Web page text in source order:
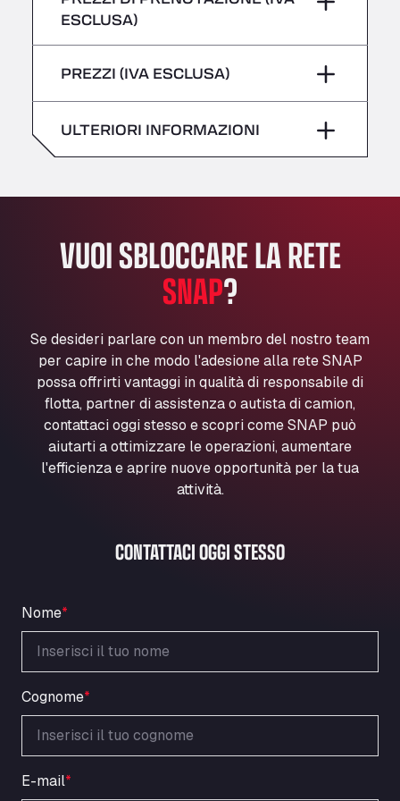
All 4 Trucks
Klaverbladstaat 21, 3560
American Truck Wash
Aut. A4 Salida 288 Pol. Ind. del Guadiel, 23210
Andamur La Junquera
Andamur Pamplona
Andamur San Roman II
Aut A1 Exit 385, 01207
Anpol Sp. z o.o.
Ul. Torunska 147, 85884
Aqua Ariva GmbH
Marie-Curie-Straße 24, 68219
Aral Autohof Bockel
An der Autobahn 1, 27404
ARAL Autohof Bockenem
Nellinger Str. 24, 89188
ARAL Tankstelle - XXL Truckwash.de
GmbH
Obernburger Str. 127, 63811
Ardleigh South Services
a120 westbound, CO77SL
Area 47 Hermanos Rico
Autovia A4 km 47, 28300
Area de Servicio Agetrans
Sabato –
giovedì
Sabato –
ESCLUSA)
PREZZI (IVA ESCLUSA)
ULTERIORI INFORMAZIONI
VUOI SBLOCCARE LA RETE
SNAP?
Se desideri parlare con un membro del nostro team
per capire in che modo l'adesione alla rete SNAP
possa offrirti vantaggi in qualità di responsabile di
flotta, partner di assistenza o autista di camion,
contattaci oggi stesso e scopri come SNAP può
aiutarti a ottimizzare le operazioni, aumentare
l'efficienza e aprire nuove opportunità per la tua
attività.
CONTATTACI OGGI STESSO
Nome*
Cognome*
E-mail*